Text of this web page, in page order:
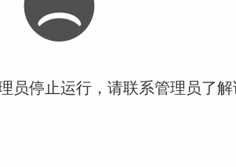
员停止运行，请联系管理员了